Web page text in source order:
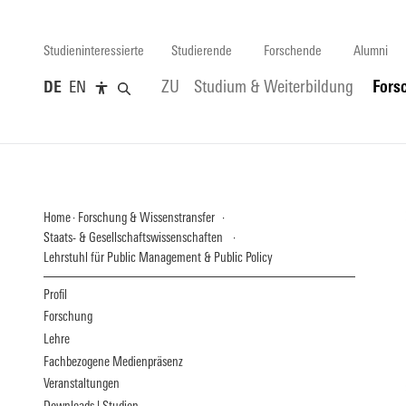
Studieninteressierte Studierende Forschende Alumni
DE EN ZU Studium & Weiterbildung
Home Forschung & Wissenstransfer
Staats- & Gesellschaftswissenschaften
Lehrstuhl für Public Management & Public Policy
Profil
Forschung
Lehre
Fachbezogene Medienpräsenz
Veranstaltungen